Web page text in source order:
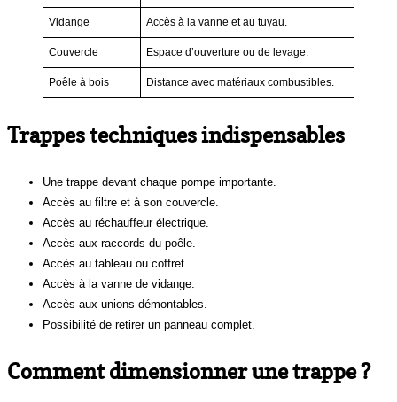
Vidange Accès à la vanne et au tuyau.
Couvercle Espace d’ouverture ou de levage.
Poêle à bois Distance avec matériaux combustibles.
Trappes techniques indispensables
Une trappe devant chaque pompe importante.
Accès au filtre et à son couvercle.
Accès au réchauffeur électrique.
Accès aux raccords du poêle.
Accès au tableau ou coffret.
Accès à la vanne de vidange.
Accès aux unions démontables.
Possibilité de retirer un panneau complet.
Comment dimensionner une trappe ?